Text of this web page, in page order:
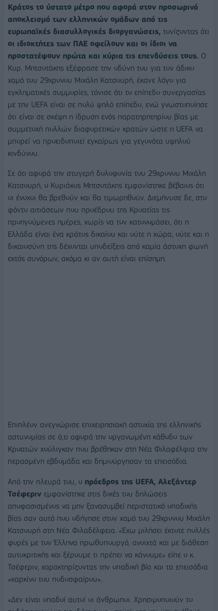
Κράτος το ύστατο μέτρο που αφορά στον προσωρινό
αποκλεισμό των ελληνικών ομάδων από τις
ευρωπαϊκές διασυλλογικές διοργανώσεις, τονίζοντας ότι
οι ιδιοκτήτες των ΠΑΕ οφείλουν και οι ίδιοι να
προστατέψουν πρώτα και κύρια τις επενδύσεις τους. Ο
Κυρ. Μητσοτάκης εξέφρασε την οδύνη του για τον άδικο
χαμό του 29χρονου Μιχάλη Κατσουρή, έκανε λόγο για
εγκληματικές συμμορίες, τόνισε ότι το επίπεδο συνεργασίας
με την UEFA είναι σε πολύ ψηλό επίπεδο, ενώ γνωστοποίησε
ότι είναι σε σκέψη η ίδρυση ενός παρατηρητηρίου βίας με
συμμετοχή πολλών διαφορετικών κρατών ώστε η UEFA να
μπορεί να προειδοποιεί εγκαίρως για γεγονότα υψηλού
κινδύνου.
Σε ότι αφορά την στυγερή δολοφονία του 29χρονου Μιχάλη
Κατσουρή, ο Κυριάκος Μητσοτάκης εμφανίστηκε βέβαιος ότι
οι ένοχοι θα βρεθούν και θα τιμωρηθούν. Διεμήνυσε δε, στο
φόντο αιτιάσεων που προέδρου της Κροατίας τις
προηγούμενες ημέρες, χωρίς να τον κατονομάσει, ότι η
Ελλάδα είναι ένα κράτος δικαίου και ούτε η χώρα, ούτε και η
δικαιοσύνη της δέχονται υποδείξεις από καμία άστοχη φωνή
εκτός συνόρων, ακόμα κι αν αυτή είναι επίσημη.
Επιπλέον ανεγνώρισε επιχειρησιακή αστοχία της ελληνικής
αστυνομίας σε ό,τι αφορά την οργανωμένη κάθοδο των
Κροατών χούλιγκαν που βρέθηκαν στη Νέα Φιλαφέλφια την
περασμένη εβδομάδα και δημιούργησαν τα επεισόδια.
Από την πλευρά του, ο πρόεδρος της UEFA, Αλεξάντερ
Τσέφεριν εμφανίστηκε στις δικές του δηλώσεις
αποφασισμένος να μην ξανασυμβεί περιστατικό οπαδικής
βίας σαν αυτό που οδήγησε στον χαμό του 29χρονου Μιχάλη
Κατσουρή στη Νέα Φιλαδέλφεια. «Έχω μιλήσει έκτοτε πολλές
φορές με τον Έλληνα πρωθυπουργό, ανοιχτά και με διάθεση
αυτοκριτικής και ξέρουμε τι πρέπει να κάνουμε» είπε ο κ.
Τσέφεριν, χαρακτηρίζοντας την οπαδική βία και τα επεισόδια
«καρκίνο του ποδοσφαίρου».
«Δεν είναι οπαδοί αυτοί οι άνθρωποι. Χρησιμοποιούν το